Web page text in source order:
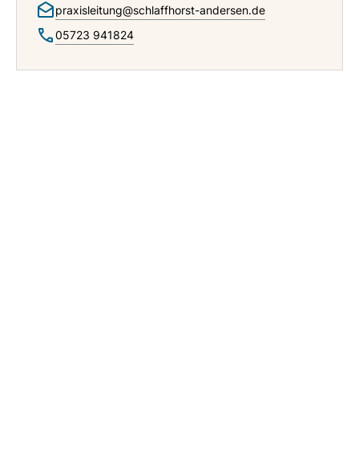
praxisleitung@schlaffhorst-andersen.de
05723 941824